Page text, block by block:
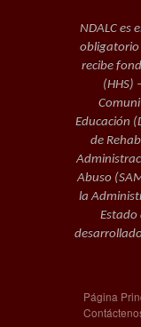
NDALC es
obligatorio
recibe
(HHS)
Educación
de
Abuso
la
Estado
Página